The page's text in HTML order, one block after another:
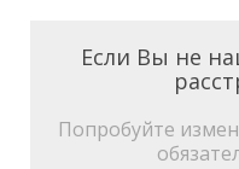
Если Вы не
Попробуйте